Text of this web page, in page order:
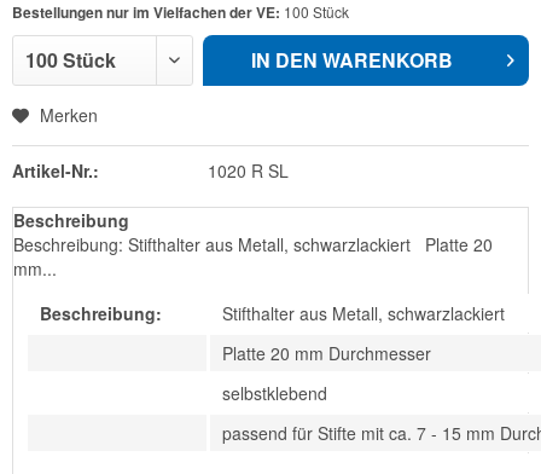
Bestellungen nur im Vielfachen der VE: 100 Stück
IN DEN WARENKORB
Merken
Artikel-Nr.: 1020 R SL
Beschreibung
Beschreibung: Stifthalter aus Metall, schwarzlackiert Platte 20
mm...
Beschreibung:
Stifthalter aus Metall, schwarzlackiert
Platte 20 mm Durchmesser
selbstklebend
passend für Stifte mit ca. 7 - 15 mm